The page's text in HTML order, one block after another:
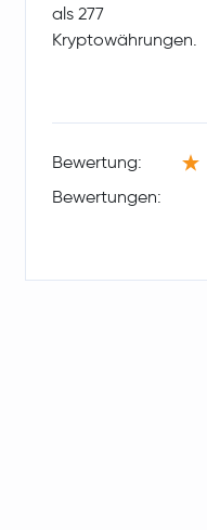
als 277
Kryptowährungen.
Bewertung:
Bewertungen: